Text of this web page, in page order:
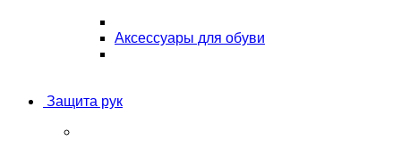
Аксессуары для обуви
Защита рук